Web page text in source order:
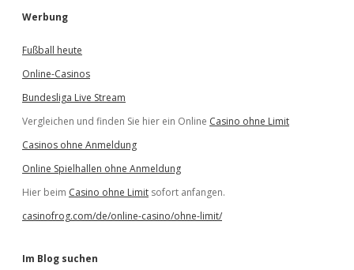
Werbung
Fußball heute
Online-Casinos
Bundesliga Live Stream
Vergleichen und finden Sie hier ein Online Casino ohne Limit
Casinos ohne Anmeldung
Online Spielhallen ohne Anmeldung
Hier beim Casino ohne Limit sofort anfangen.
casinofrog.com/de/online-casino/ohne-limit/
Im Blog suchen